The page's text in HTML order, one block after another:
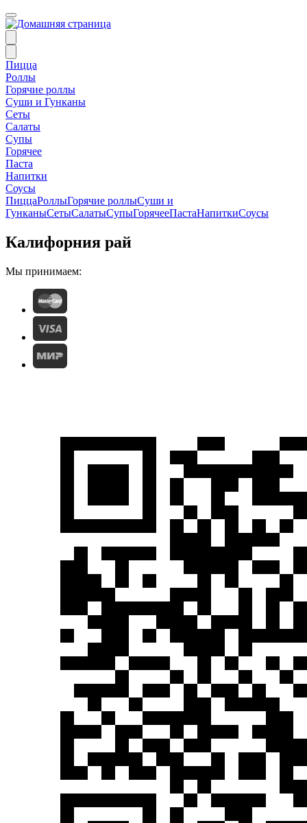
Пицца
Роллы
Горячие роллы
Суши и Гунканы
Сеты
Салаты
Супы
Горячее
Паста
Напитки
Соусы
ПиццаРоллыГорячие роллыСуши и
ГунканыСетыСалатыСупыГорячееПастаНапиткиСоусы
Калифорния рай
Мы принимаем: